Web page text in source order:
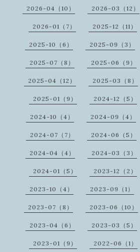
2026-04（10） 2026-03（12）
2026-01（7） 2025-12（11）
2025-10（6） 2025-09（3）
2025-07（8） 2025-06（9）
2025-04（12） 2025-03（8）
2025-01（9） 2024-12（5）
2024-10（4） 2024-09（4）
2024-07（7） 2024-06（5）
2024-04（4） 2024-03（3）
2024-01（5） 2023-12（2）
2023-10（4） 2023-09（1）
2023-07（8） 2023-06（10）
2023-04（6） 2023-03（5）
2023-01（9） 2022-06（1）